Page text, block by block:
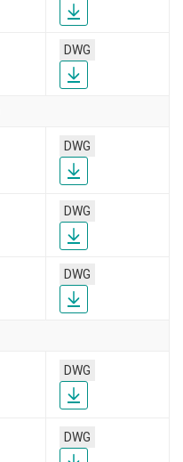
DWG
DWG
DWG
DWG
DWG
DWG